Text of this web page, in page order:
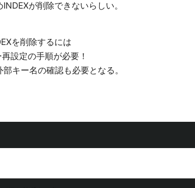
が削除できないらしい。
を削除するには
設定の手順が必要！
キー名の確認も必要となる。